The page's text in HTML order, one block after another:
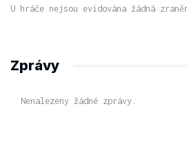
U hráče nejsou evidována žádná
Zprávy
Nenalezeny žádné zprávy.